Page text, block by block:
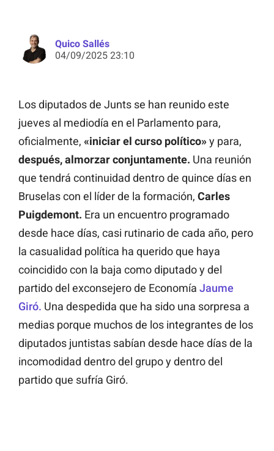
Quico Sallés
04/09/2025 23:10
Los diputados de Junts se han reunido este
jueves al mediodía en el Parlamento para,
oficialmente, «iniciar el curso político»y para,
después, almorzar conjuntamente. Una reunión
que tendrá continuidad dentro de quince días en
Bruselas con el líder de la formación, Carles
Puigdemont. Era un encuentro programado
desde hace días, casi rutinario de cada año, pero
la casualidad política ha querido que haya
coincidido con la baja como diputado y del
partido del exconsejero de Economía Jaume
Giró. Una despedida que ha sido una sorpresa a
medias porque muchos de los integrantes de los
diputados juntistas sabían desde hace días de la
incomodidad dentro del grupo y dentro del
partido que sufría Giró.